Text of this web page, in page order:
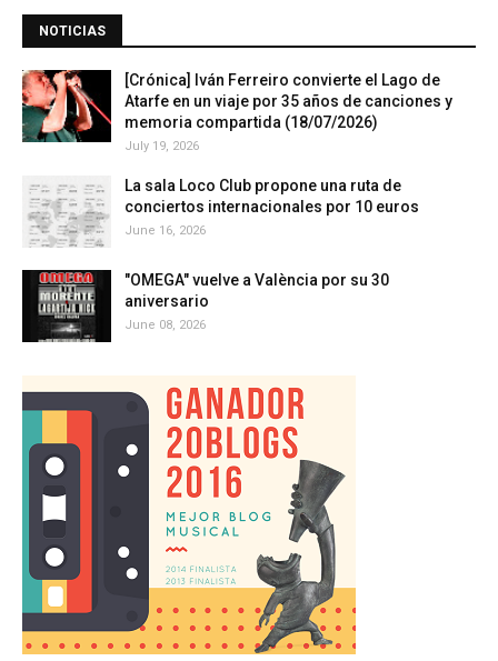
NOTICIAS
[Crónica] Iván Ferreiro convierte el Lago de
Atarfe en un viaje por 35 años de canciones y
memoria compartida (18/07/2026)
July 19, 2026
La sala Loco Club propone una ruta de
conciertos internacionales por 10 euros
June 16, 2026
"OMEGA" vuelve a València por su 30
aniversario
June 08, 2026